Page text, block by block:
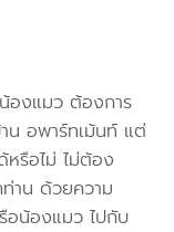
องแมว ต้องการ
น อพาร์ทเม้นท์ แต่
หรือไม่ ไม่ต้อง
ท่าน ด้วยความ
อน้องแมว ไปกับ